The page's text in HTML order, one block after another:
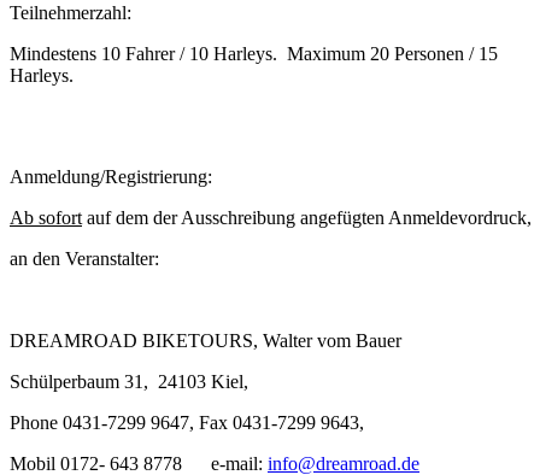
Teilnehmerzahl:
Mindestens 10 Fahrer / 10 Harleys. Maximum 20 Personen / 15
Harleys.
Anmeldung/Registrierung:
Ab sofort auf dem der Ausschreibung angefügten Anmeldevordruck,
an den Veranstalter:
DREAMROAD BIKETOURS, Walter vom Bauer
Schülperbaum 31, 24103 Kiel,
Phone 0431-7299 9647, Fax 0431-7299 9643,
Mobil 0172- 643 8778 e-mail: info@dreamroad.de